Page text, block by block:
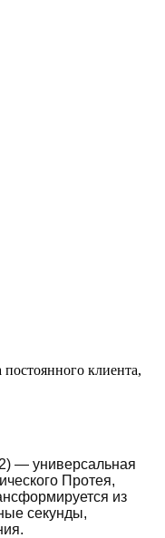
постоянного клиента,
— универсальная
Протея,
из
секунды,